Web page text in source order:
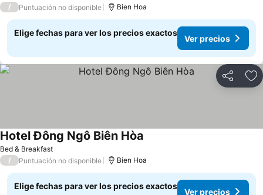
/ Puntuación no disponible Bien Hoa
Elige fechas para ver los precios exactos
Ver precios
Compartir
Bed & Breakfast
Hotel Đông Ngô Biên Hòa
/ Puntuación no disponible Bien Hoa
Elige fechas para ver los precios exactos
Ver precios